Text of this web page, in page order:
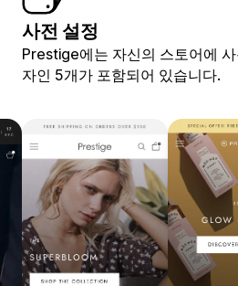
사전 설정
Prestige에는 자신의 스토어에
자인 5개가 포함되어 있습니다.